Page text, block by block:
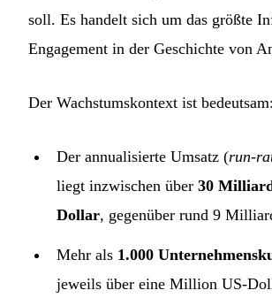
soll. Es handelt sich um das größte
Engagement in der Geschichte von
Der Wachstumskontext ist bedeutsam:
Der annualisierte Umsatz (run-
liegt inzwischen über 30
Dollar, gegenüber rund 9
Mehr als 1.000
jeweils über eine Million US-